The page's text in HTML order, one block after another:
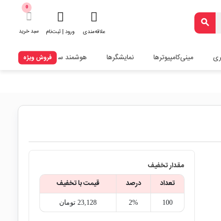
search
علاقه‌مندی ورود | ثبت‌نام
0
سبد خرید
مینی‌کامپیوترها نمایشگرها هوشمند سازیفروش ویژه
مقدار تخفیف
تعداد
درصد قیمت با تخفیف
100
2% 23,128‎ تومان